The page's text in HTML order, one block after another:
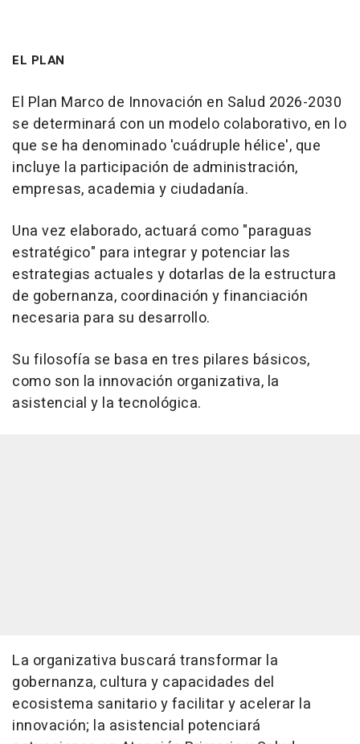
EL PLAN
El Plan Marco de Innovación en Salud 2026-2030
se determinará con un modelo colaborativo, en lo
que se ha denominado 'cuádruple hélice', que
incluye la participación de administración,
empresas, academia y ciudadanía.
Una vez elaborado, actuará como "paraguas
estratégico" para integrar y potenciar las
estrategias actuales y dotarlas de la estructura
de gobernanza, coordinación y financiación
necesaria para su desarrollo.
Su filosofía se basa en tres pilares básicos,
como son la innovación organizativa, la
asistencial y la tecnológica.
La organizativa buscará transformar la
gobernanza, cultura y capacidades del
ecosistema sanitario y facilitar y acelerar la
innovación; la asistencial potenciará